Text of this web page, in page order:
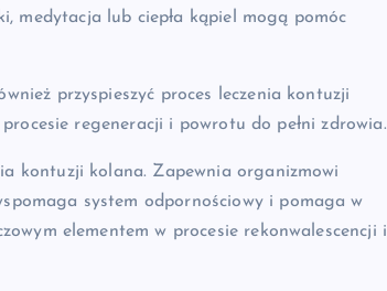
medytacja lub ciepła kąpiel mogą pomóc
przyspieszyć proces leczenia kontuzji
regeneracji i powrotu do pełni zdrowia.
kontuzji kolana. Zapewnia organizmowi
system odpornościowy i pomaga w
elementem w procesie rekonwalescencji i